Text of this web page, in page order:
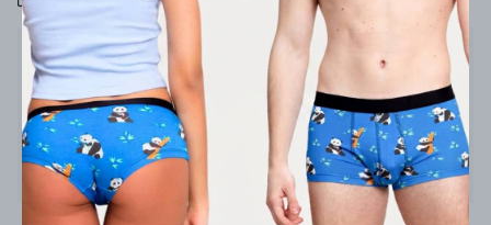
Ürün Açıklaması
Yeni pişmiş kurabiye kokusunu duyar gibi
%79 bambu
%19 poliamid
%2 elastan